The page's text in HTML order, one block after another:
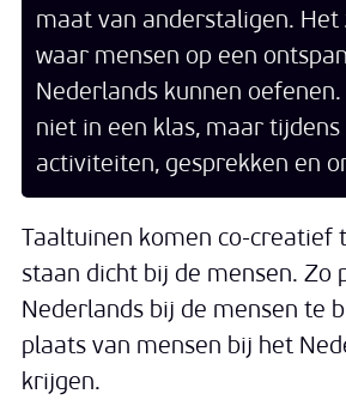
maat van anderstaligen. Het
waar mensen op een
Nederlands kunnen
niet in een klas, maar tijdens
activiteiten, gesprekken en
Taaltuinen komen co-creatief
staan dicht bij de mensen. Zo
Nederlands bij de mensen te
plaats van mensen bij het
krijgen.